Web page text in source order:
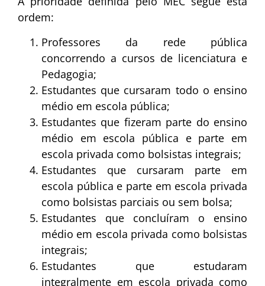
ordem:
Professores da rede pública
concorrendo a cursos de licenciatura e
Pedagogia;
Estudantes que cursaram todo o ensino
médio em escola pública;
Estudantes que fizeram parte do ensino
médio em escola pública e parte em
escola privada como bolsistas integrais;
Estudantes que cursaram parte em
escola pública e parte em escola privada
como bolsistas parciais ou sem bolsa;
Estudantes que concluíram o ensino
médio em escola privada como bolsistas
integrais;
Estudantes que estudaram
integralmente em escola privada como